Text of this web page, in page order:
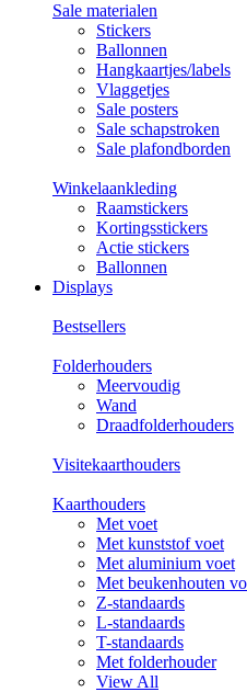
Sale materialen
Stickers
Ballonnen
Hangkaartjes/labels
Vlaggetjes
Sale posters
Sale schapstroken
Sale plafondborden
Winkelaankleding
Raamstickers
Kortingsstickers
Actie stickers
Ballonnen
Displays
Bestsellers
Folderhouders
Meervoudig
Wand
Draadfolderhouders
Visitekaarthouders
Kaarthouders
Met voet
Met kunststof voet
Met aluminium voet
Met beukenhouten
Z-standaards
L-standaards
T-standaards
Met folderhouder
View All